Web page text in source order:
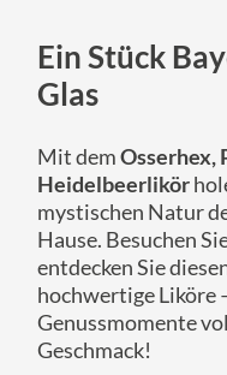
Ein Stück
Glas
Mit demOsserhex,
Heidelbeerlikör
mystischen Natur
Hause. Besuchen
entdecken Sie
hochwertige Liköre
Genussmomente
Geschmack!